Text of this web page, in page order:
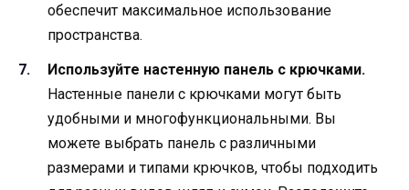
обеспечит максимальное использование
пространства.
Используйте настенную панель с крючками.
Настенные панели с крючками могут быть
удобными и многофункциональными. Вы
можете выбрать панель с различными
размерами и типами крючков, чтобы подходить